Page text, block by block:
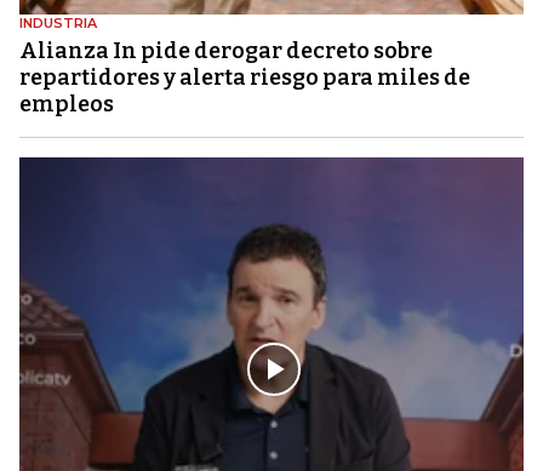
INDUSTRIA
Alianza In pide derogar decreto sobre
repartidores y alerta riesgo para miles de
empleos